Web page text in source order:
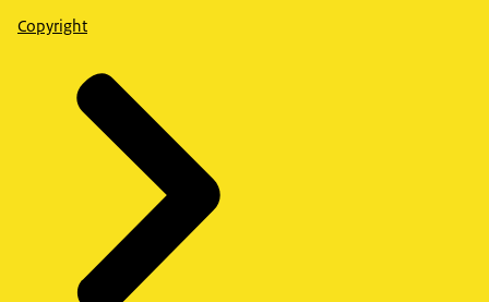
Copyright